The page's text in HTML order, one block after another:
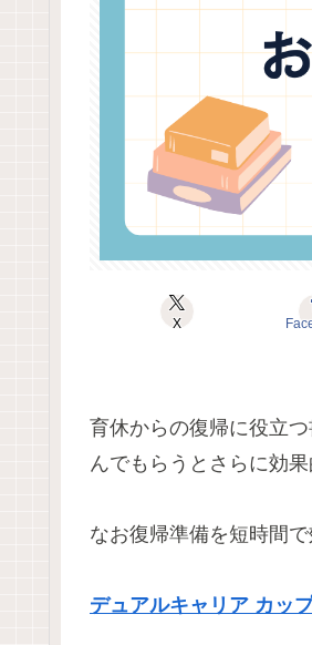
X
育休からの復帰に役立
んでもらうとさらに効果
なお復帰準備を短時間
デュアルキャリア カッ